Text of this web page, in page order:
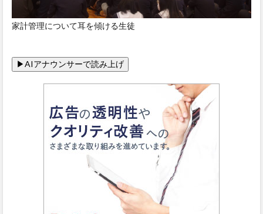
家計管理について耳を傾ける生徒